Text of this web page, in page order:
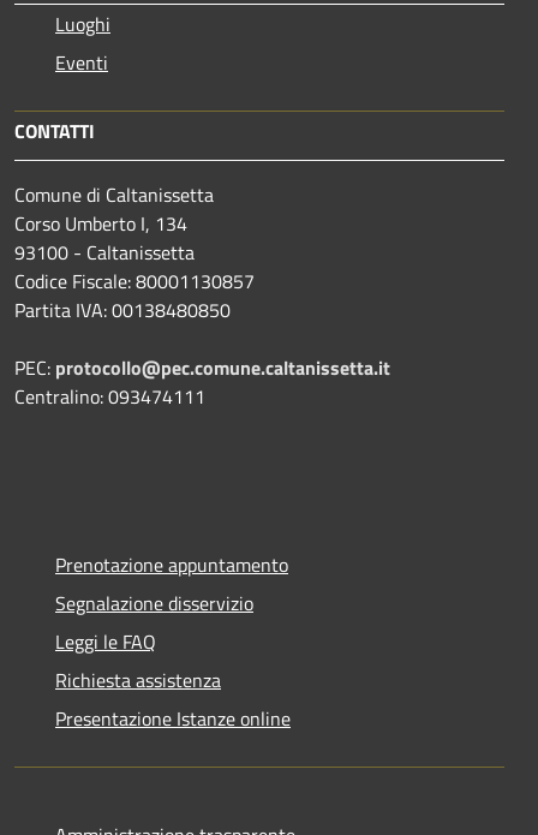
Luoghi
Eventi
CONTATTI
Comune di Caltanissetta
Corso Umberto I, 134
93100 - Caltanissetta
Codice Fiscale: 80001130857
Partita IVA: 00138480850
PEC: protocollo@pec.comune.caltanissetta.it
Centralino: 093474111
Prenotazione appuntamento
Segnalazione disservizio
Leggi le FAQ
Richiesta assistenza
Presentazione Istanze online